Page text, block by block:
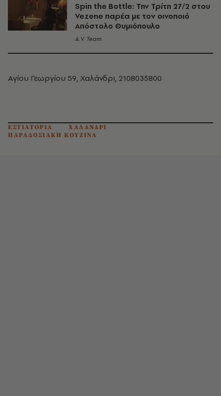
Spin the Bottle: Την Τρίτη 27/2 στου
Vezene παρέα με τον οινοποιό
Απόστολο Θυμιόπουλο
A.V. Team
Αγίου Γεωργίου 59, Χαλάνδρι, 2108035800
ΕΣΤΙΑΤΟΡΙΑ
ΧΑΛΑΝΔΡΙ
ΠΑΡΑΔΟΣΙΑΚΗ ΚΟΥΖΙΝΑ